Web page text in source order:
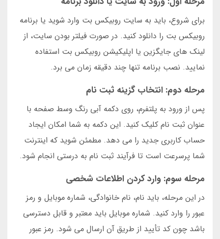
برای شروع، باید به سایت روبیکس بت وارد شوید یا برنامه
روبیکس بت را دانلود کنید. در صورت فیلتر بودن سایت، از
لینک های جایگزین یا اپلیکیشن روبیکس بت استفاده
نمایید. نصب برنامه تنها چند دقیقه زمان می برد.
مرحله دوم: انتخاب گزینه ثبت نام
پس از ورود به پلتفرم، روی دکمه آبی رنگ وسط صفحه با
عنوان ثبت نام کلیک کنید. این دکمه به شما امکان ایجاد
حساب کاربری جدید را می دهد. مطمئن شوید که اینترنت
شما پرسرعت است تا فرآیند ثبت نام به درستی انجام شود.
مرحله سوم: وارد کردن اطلاعات شخصی
در این مرحله، باید نام، نام خانوادگی، شماره موبایل و رمز
عبور را وارد کنید. شماره موبایل باید معتبر و قابل دسترسی
باشد چون کد تأیید از طریق آن ارسال می شود. رمز عبور